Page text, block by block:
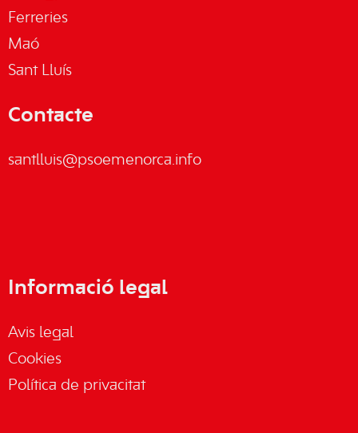
Ferreries
Maó
Sant Lluís
Contacte
santlluis@psoemenorca.info
Informació legal
Avis legal
Cookies
Política de privacitat